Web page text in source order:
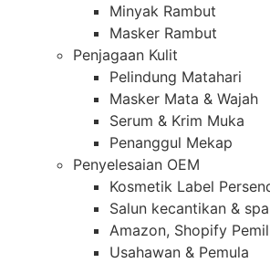
Minyak Rambut
Masker Rambut
Penjagaan Kulit
Pelindung Matahari
Masker Mata & Wajah
Serum & Krim Muka
Penanggul Mekap
Penyelesaian OEM
Kosmetik Label
Salun kecantikan & spa
Amazon, Shopify
Usahawan & Pemula